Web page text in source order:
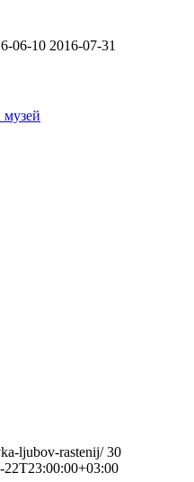
06-10 2016-07-31
ljubov-rastenij/ 30
22T23:00:00+03:00